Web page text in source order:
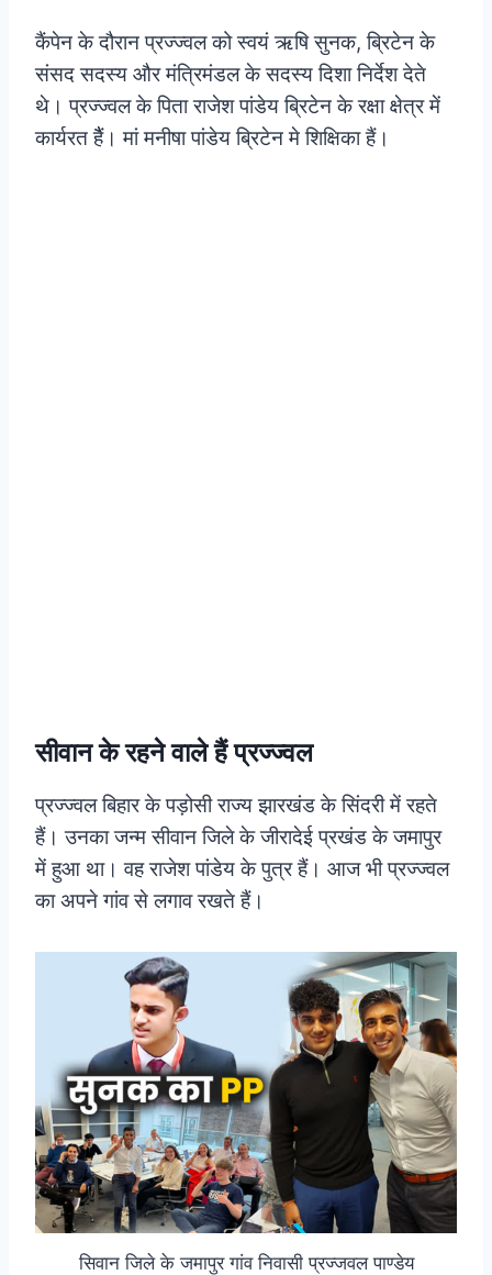
कैंपेन के दौरान प्रज्ज्वल को स्वयं ऋषि सुनक, ब्रिटेन के
संसद सदस्य और मंत्रिमंडल के सदस्य दिशा निर्देश देते
थे। प्रज्ज्वल के पिता राजेश पांडेय ब्रिटेन के रक्षा क्षेत्र में
कार्यरत हैैं। मां मनीषा पांडेय ब्रिटेन मे शिक्षिका हैं।
सीवान के रहने वाले हैं प्रज्ज्वल
प्रज्ज्वल बिहार के पड़ोसी राज्य झारखंड के सिंदरी में रहते
हैं। उनका जन्म सीवान जिले के जीरादेई प्रखंड के जमापुर
में हुआ था। वह राजेश पांडेय के पुत्र हैं। आज भी प्रज्ज्वल
का अपने गांव से लगाव रखते हैं।
सिवान जिले के जमापुर गांव निवासी प्रज्जवल पाण्डेय